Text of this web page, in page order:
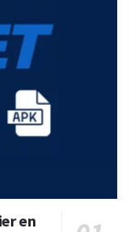
en